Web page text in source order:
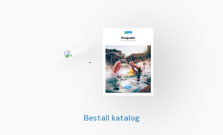
Beställ katalog